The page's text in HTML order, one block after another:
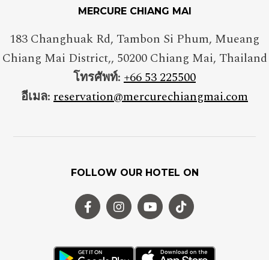
MERCURE CHIANG MAI
183 Changhuak Rd, Tambon Si Phum, Mueang
Chiang Mai District,, 50200 Chiang Mai, Thailand
โทรศัพท์: +66 53 225500
อีเมล: reservation@mercurechiangmai.com
FOLLOW OUR HOTEL ON